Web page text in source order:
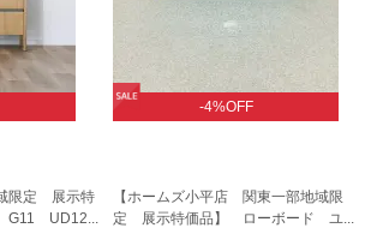
限定 展示特
UD12...
-4%OFF
【ホームズ小平店 関東一部地域限
定 展示特価品】 ローボード ユ...